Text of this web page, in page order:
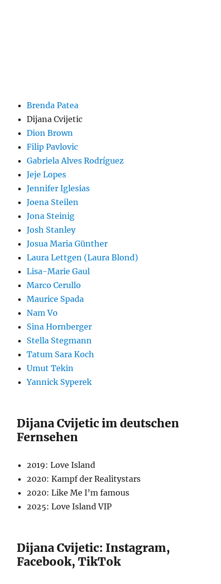
Brenda Patea
Dijana Cvijetic
Dion Brown
Filip Pavlovic
Gabriela Alves Rodríguez
Jeje Lopes
Jennifer Iglesias
Joena Steilen
Jona Steinig
Josh Stanley
Josua Maria Günther
Laura Lettgen (Laura Blond)
Lisa-Marie Gaul
Marco Cerullo
Maurice Spada
Nam Vo
Sina Hornberger
Stella Stegmann
Tatum Sara Koch
Umut Tekin
Yannick Syperek
Dijana Cvijetic im deutschen
Fernsehen
2019: Love Island
2020: Kampf der Realitystars
2020: Like Me I’m famous
2025: Love Island VIP
Dijana Cvijetic: Instagram,
Facebook, TikTok